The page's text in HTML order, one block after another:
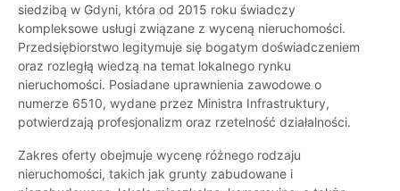
siedzibą w Gdyni, która od 2015 roku świadczy
kompleksowe usługi związane z wyceną nieruchomości.
Przedsiębiorstwo legitymuje się bogatym doświadczeniem
oraz rozległą wiedzą na temat lokalnego rynku
nieruchomości. Posiadane uprawnienia zawodowe o
numerze 6510, wydane przez Ministra Infrastruktury,
potwierdzają profesjonalizm oraz rzetelność działalności.
Zakres oferty obejmuje wycenę różnego rodzaju
nieruchomości, takich jak grunty zabudowane i